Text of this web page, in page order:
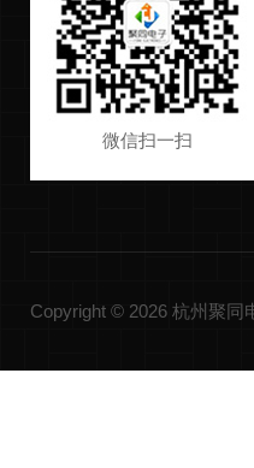
微信扫一扫
Copyright © 2026 杭州聚同